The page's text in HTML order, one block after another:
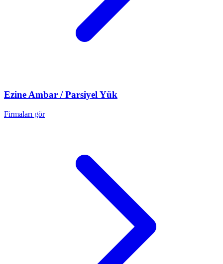
Ezine Ambar / Parsiyel Yük
Firmaları gör